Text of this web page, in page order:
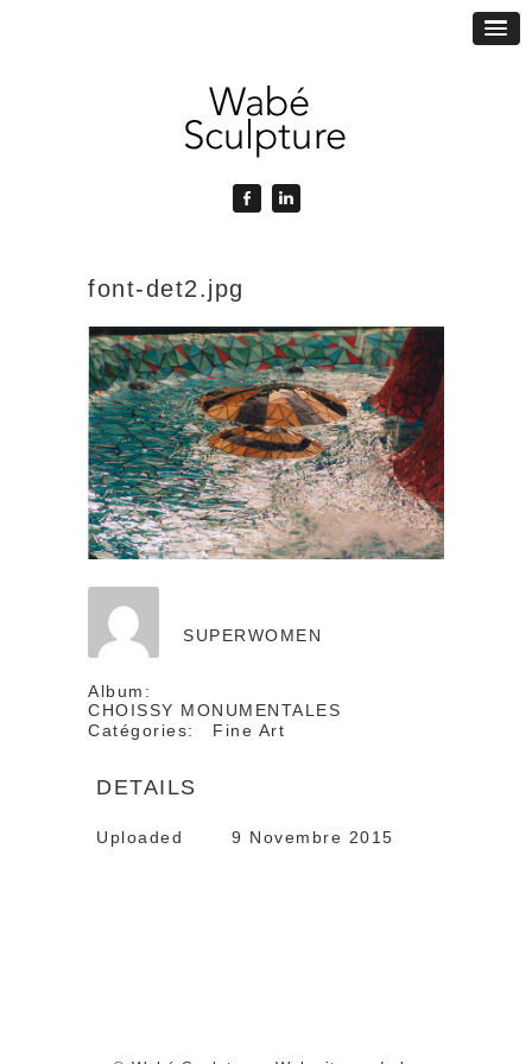
font-det2.jpg
SUPERWOMEN
Album:
CHOISSY MONUMENTALES
Catégories:
Fine Art
DETAILS
Uploaded 9 Novembre 2015